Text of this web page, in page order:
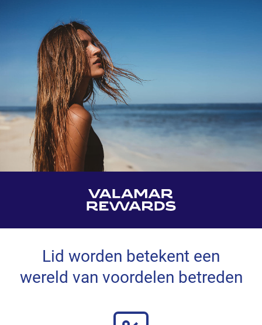
Lid worden betekent een
wereld van voordelen betreden